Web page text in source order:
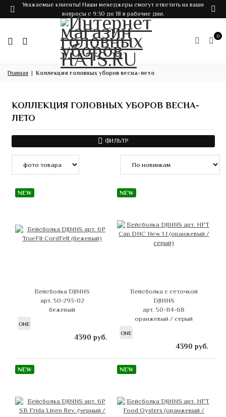
Уважаемые клиенты! Наши менеджеры смогут ответить на ваши
вопросы с 9:30 до 18 в рабочие дни.
0
Главная Коллекция головных уборов весна-лето
КОЛЛЕКЦИЯ ГОЛОВНЫХ УБОРОВ ВЕСНА-
ЛЕТО
ФИЛЬТР
NEW
Бейсболка DJINNS
арт. 50-293-02
бежевый
ONE
4390 руб.
NEW
Бейсболка с сеточкой
DJINNS
арт. 50-114-68
оранжевый / серый
ONE
4390 руб.
NEW NEW